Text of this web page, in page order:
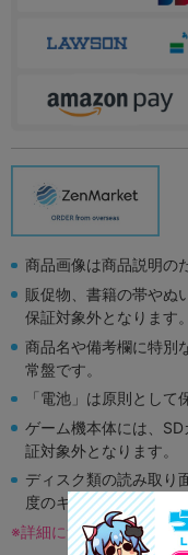
商品画像は商品説明の
販促物、書籍の帯やぬ
保証対象外となります。
商品名や備考欄に特別
常盤です。
「電池」は原則として
ゲーム機本体には、
証対象外となります。
ディスク類の読み取り
度のキズがある場合が
※詳細につきましてはコ